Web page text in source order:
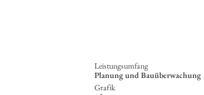
Leistungsumfang
Planung und Bauüberwachung
Grafik